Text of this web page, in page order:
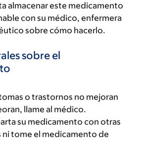
almacenar este medicamento
con su médico, enfermera
sobre cómo hacerlo.
sobre el
o trastornos no mejoran
llame al médico.
su medicamento con otras
ni tome el medicamento de